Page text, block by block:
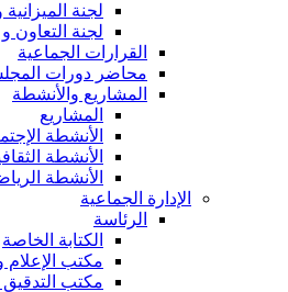
لجنة
لجنة التعاون
القرارات الجماعية
محاضر دورات
المشاريع والأنشطة
المشاريع
الأنشطة
الأنشطة
الأنشطة
الإدارة الجماعية
الرئاسة
الكتابة الخاصة
مكتب الإعلام
مكتب التدقيق